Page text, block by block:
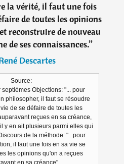
la vérité, il faut une fois
de toutes les opinions
reconstruire de nouveau
de ses connaissances.”
Descartes
Source:
septièmes Objections: "... pour
philosopher, il faut se résoudre
de se défaire de toutes les
reçues en sa créance,
y en ait plusieurs parmi elles qui
de la méthode: "...pour
il faut une fois en sa vie se
les opinions qu'on a reçues